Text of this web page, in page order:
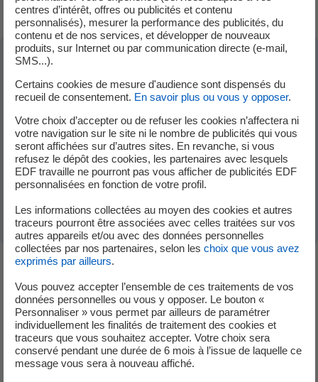
Dans la même sous-catégorie "Nous
rejoindre"
Comment accéder aux offres de stage ?
Vous n'avez pas trouvé votre réponse ?
Contactez-nous
centres d’intérêt, offres ou publicités et contenu
personnalisés), mesurer la performance des publicités, du
contenu et de nos services, et développer de nouveaux
produits, sur Internet ou par communication directe (e-mail,
SMS...).
Certains cookies de mesure d'audience sont dispensés du
recueil de consentement. En savoir plus ou vous y opposer.
Votre choix d’accepter ou de refuser les cookies n’affectera ni
votre navigation sur le site ni le nombre de publicités qui vous
seront affichées sur d’autres sites. En revanche, si vous
refusez le dépôt des cookies, les partenaires avec lesquels
EDF travaille ne pourront pas vous afficher de publicités EDF
personnalisées en fonction de votre profil.
Les informations collectées au moyen des cookies et autres
traceurs pourront être associées avec celles traitées sur vos
autres appareils et/ou avec des données personnelles
collectées par nos partenaires, selon les choix que vous avez
exprimés par ailleurs.
Vous pouvez accepter l’ensemble de ces traitements de vos
données personnelles ou vous y opposer. Le bouton «
Personnaliser » vous permet par ailleurs de paramétrer
individuellement les finalités de traitement des cookies et
traceurs que vous souhaitez accepter. Votre choix sera
conservé pendant une durée de 6 mois à l’issue de laquelle ce
message vous sera à nouveau affiché.